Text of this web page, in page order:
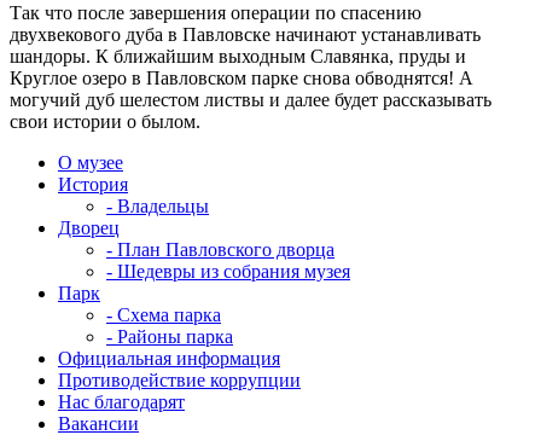
Так что после завершения операции по спасению
двухвекового дуба в Павловске начинают устанавливать
шандоры. К ближайшим выходным Славянка, пруды и
Круглое озеро в Павловском парке снова обводнятся! А
могучий дуб шелестом листвы и далее будет рассказывать
свои истории о былом.
О музее
История
- Владельцы
Дворец
- План Павловского дворца
- Шедевры из собрания музея
Парк
- Схема парка
- Районы парка
Официальная информация
Противодействие коррупции
Нас благодарят
Вакансии